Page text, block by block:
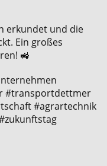
erkundet und die
Ein großes
🚜
#transportdettmer
#agrartechnik